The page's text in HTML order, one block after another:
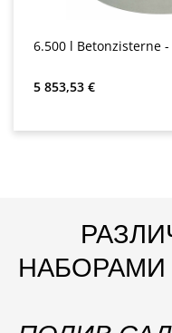
6.500 l Betonzisterne
Обычная цена:
5 853,53 €